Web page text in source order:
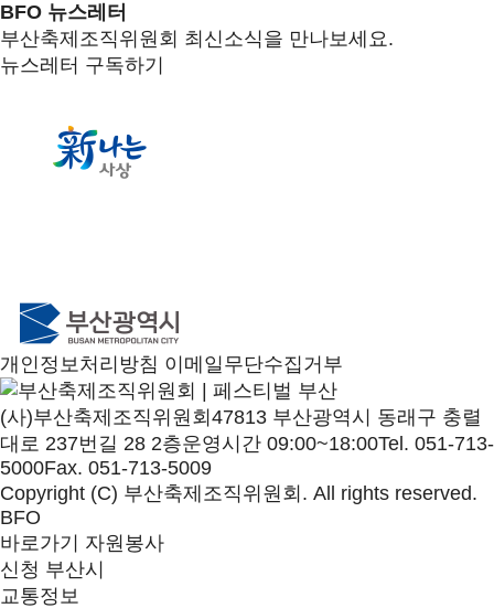
BFO 뉴스레터
부산축제조직위원회 최신소식을 만나보세요.
뉴스레터 구독하기
개인정보처리방침 이메일무단수집거부
(사)부산축제조직위원회 47813 부산광역시 동래구 충렬
대로 237번길 28 2층운영시간 09:00~18:00Tel. 051-713-
5000Fax. 051-713-5009
Copyright (C) 부산축제조직위원회. All rights reserved.
BFO
바로가기
자원봉사
신청 부산시
교통정보